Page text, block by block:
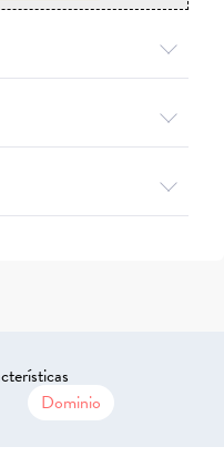
Dominio